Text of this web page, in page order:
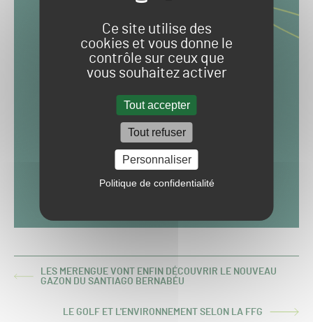
Ce site utilise des
cookies et vous donne le
contrôle sur ceux que
vous souhaitez activer
Tout accepter
Tout refuser
Personnaliser
Politique de confidentialité
ARTICLE
LES MERENGUE VONT ENFIN DÉCOUVRIR LE NOUVEAU
GAZON DU SANTIAGO BERNABÉU
ARTICLE
LE GOLF ET L'ENVIRONNEMENT SELON LA FFG